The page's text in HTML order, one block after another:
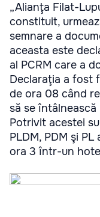
„Alianţa Filat-
constituit,
semnare a
aceasta este
al PCRM care a
Declaraţia a fost
de ora 08 când
să se
Potrivit acestei
PLDM, PDM şi
ora 3 într-un